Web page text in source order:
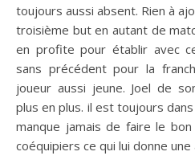
toujours aussi absent. Rien à
troisième but en autant de
en profite pour établir avec
sans précédent pour la
joueur aussi jeune. Joel de
plus en plus. il est toujours
manque jamais de faire le
coéquipiers ce qui lui donne une